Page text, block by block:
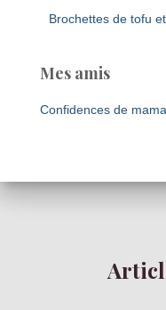
Brochettes de tofu
Mes amis
Confidences de